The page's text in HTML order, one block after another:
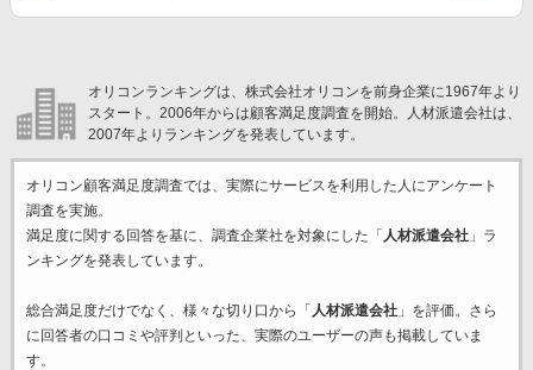
オリコンランキングは、株式会社オリコンを前身企業に1967年より
スタート。2006年からは顧客満足度調査を開始。人材派遣会社は、
2007年よりランキングを発表しています。
オリコン顧客満足度調査では、実際にサービスを利用した 人にアンケート
調査を実施。
満足度に関する回答を基に、調査企業社を対象にした「 人材派遣会社」ラ
ンキングを発表しています。
総合満足度だけでなく、様々な切り口から「 人材派遣会社」を評価。さら
に回答者の口コミや評判といった、実際のユーザーの声も掲載していま
す。